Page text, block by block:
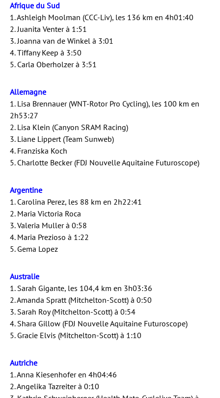
Afrique du Sud
1. Ashleigh Moolman (CCC-Liv), les 136 km en 4h01:40
2. Juanita Venter à 1:51
3. Joanna van de Winkel à 3:01
4. Tiffany Keep à 3:50
5. Carla Oberholzer à 3:51
Allemagne
1. Lisa Brennauer (WNT-Rotor Pro Cycling), les 100 km en
2h53:27
2. Lisa Klein (Canyon SRAM Racing)
3. Liane Lippert (Team Sunweb)
4. Franziska Koch
5. Charlotte Becker (FDJ Nouvelle Aquitaine Futuroscope)
Argentine
1. Carolina Perez, les 88 km en 2h22:41
2. Maria Victoria Roca
3. Valeria Muller à 0:58
4. Maria Prezioso à 1:22
5. Gema Lopez
Australie
1. Sarah Gigante, les 104,4 km en 3h03:36
2. Amanda Spratt (Mitchelton-Scott) à 0:50
3. Sarah Roy (Mitchelton-Scott) à 0:54
4. Shara Gillow (FDJ Nouvelle Aquitaine Futuroscope)
5. Gracie Elvis (Mitchelton-Scott) à 1:10
Autriche
1. Anna Kiesenhofer en 4h04:46
2. Angelika Tazreiter à 0:10